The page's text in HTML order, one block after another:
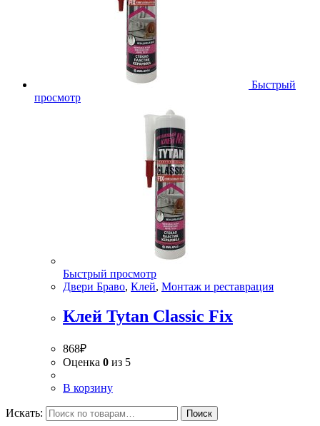
Быстрый
просмотр
Быстрый просмотр
Двери Браво, Клей, Монтаж и реставрация
Клей Tytan Classic Fix
868₽
Оценка 0 из 5
В корзину
Искать: Поиск